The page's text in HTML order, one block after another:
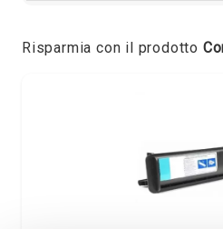
Risparmia con il prodotto